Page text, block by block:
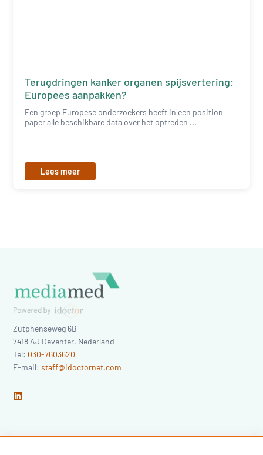
Terugdringen kanker organen spijsvertering:
Europees aanpakken?
Een groep Europese onderzoekers heeft in een position
paper alle beschikbare data over het optreden ...
Lees meer
Zutphenseweg 6B
7418 AJ Deventer, Nederland
Tel: 030-7603620
E-mail:staff@idoctornet.com